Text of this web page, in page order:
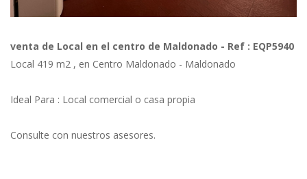
venta de Local en el centro de Maldonado - Ref : EQP5940
Local 419 m2 , en Centro Maldonado - Maldonado
Ideal Para : Local comercial o casa propia
Consulte con nuestros asesores.